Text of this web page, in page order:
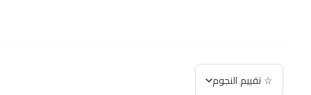
DualSense
المتقدمة،
☆ تقييم النجوم